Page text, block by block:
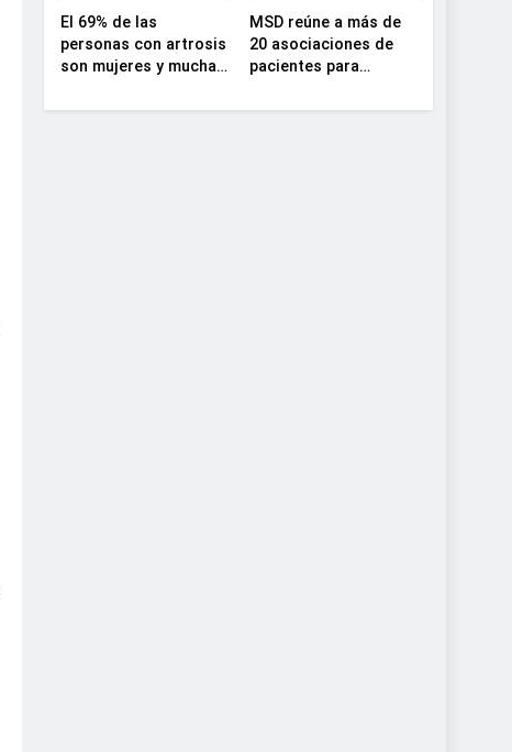
El 69% de las
personas con artrosis
son mujeres y muchas
rigidez a partir de los
MSD reúne a más de
20 asociaciones de
pacientes para
sobre el presente y el